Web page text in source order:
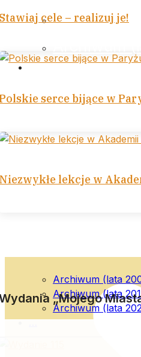
Archiwum
Archiwum (lata
Archiwum (lata
Archiwum (lata
…
cele – realizuj je!
serce bijące w
lekcje w
„Mojego